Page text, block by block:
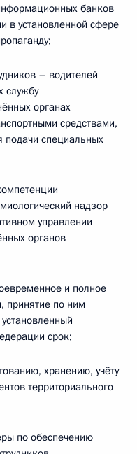
банков
в установленной сфере
– водителей
службу
органах
средствами,
подачи специальных
надзор
управлении
органов
и полное
принятие по ним
срок;
хранению, учёту
территориального
по обеспечению